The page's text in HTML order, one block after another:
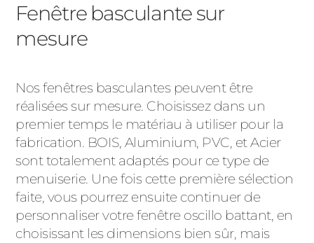
Fenêtre basculante sur
mesure
Nos fenêtres basculantes peuvent être
réalisées sur mesure. Choisissez dans un
premier temps le matériau à utiliser pour la
fabrication. BOIS, Aluminium, PVC, et Acier
sont totalement adaptés pour ce type de
menuiserie. Une fois cette première sélection
faite, vous pourrez ensuite continuer de
personnaliser votre fenêtre oscillo battant, en
choisissant les dimensions bien sûr, mais